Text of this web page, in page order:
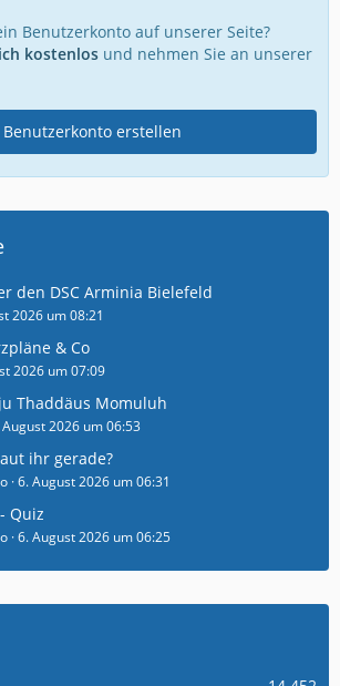
Benutzerkonto auf unserer Seite?
kostenlos und nehmen Sie an unserer
Benutzerkonto erstellen
den DSC Arminia Bielefeld
2026 um 08:21
& Co
2026 um 07:09
Thaddäus Momuluh
2026 um 06:53
ihr gerade?
6. August 2026 um 06:31
Quiz
6. August 2026 um 06:25